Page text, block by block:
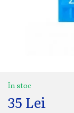
În stoc
35 Lei